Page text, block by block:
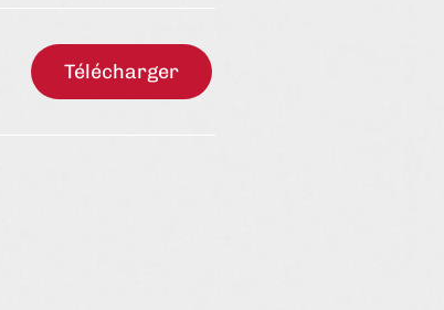
Télécharger